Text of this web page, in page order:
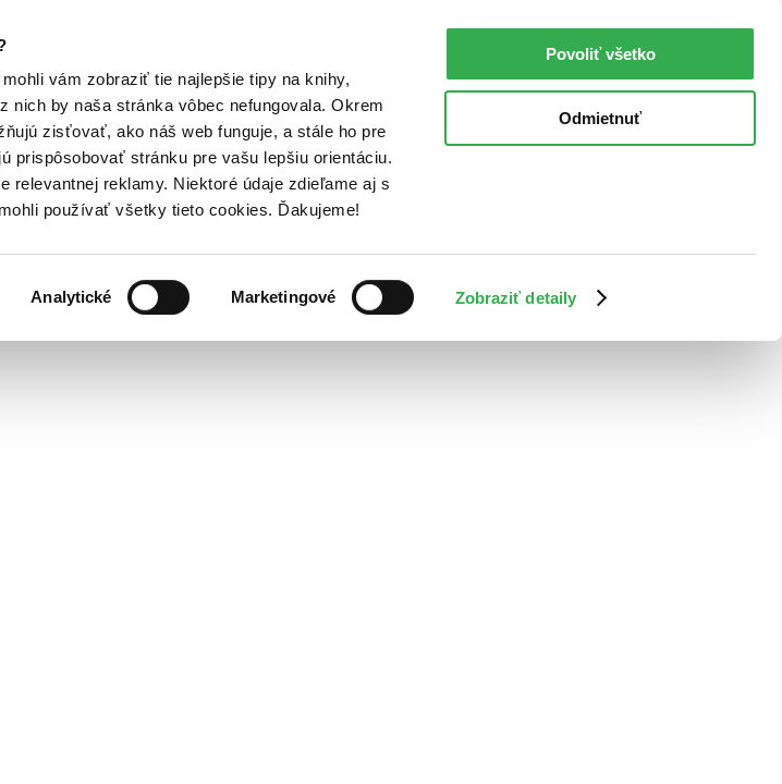
vám zobraziť tie najlepšie tipy na knihy,
nich by naša stránka vôbec nefungovala. Okrem
zisťovať, ako náš web funguje, a stále ho pre
prispôsobovať stránku pre vašu lepšiu orientáciu.
relevantnej reklamy. Niektoré údaje zdieľame aj s
používať všetky tieto cookies. Ďakujeme!
Analytické Marketingové Zobraziť detaily
Povoliť všetko
Odmietnuť